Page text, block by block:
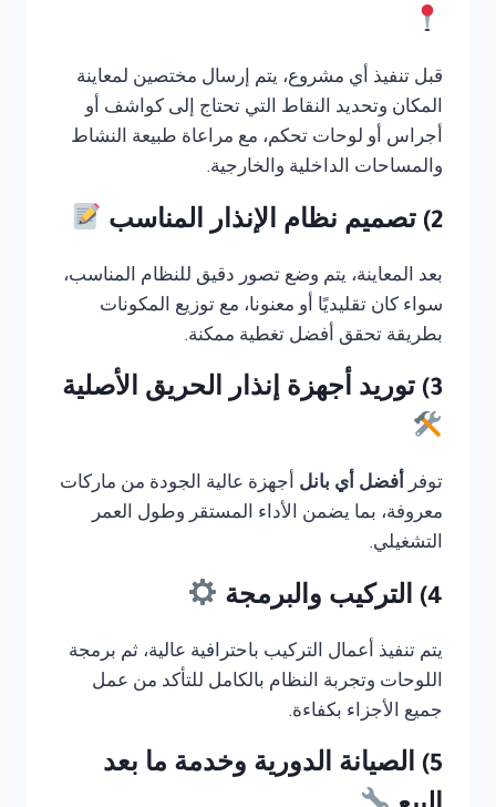
قبل تنفيذ أي مشروع، يتم إرسال مختصين لمعاينة
المكان وتحديد النقاط التي تحتاج إلى كواشف أو
أجراس أو لوحات تحكم، مع مراعاة طبيعة النشاط
والمساحات الداخلية والخارجية.
2) تصميم نظام الإنذار المناسب
بعد المعاينة، يتم وضع تصور دقيق للنظام المناسب،
سواء كان تقليديًا أو معنونا، مع توزيع المكونات
بطريقة تحقق أفضل تغطية ممكنة.
3) توريد أجهزة إنذار الحريق الأصلية
توفر أفضل أي بانل أجهزة عالية الجودة من ماركات
معروفة، بما يضمن الأداء المستقر وطول العمر
التشغيلي.
4) التركيب والبرمجة
يتم تنفيذ أعمال التركيب باحترافية عالية، ثم برمجة
اللوحات وتجربة النظام بالكامل للتأكد من عمل
جميع الأجزاء بكفاءة.
5) الصيانة الدورية وخدمة ما بعد